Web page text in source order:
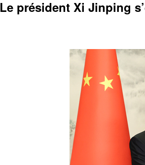
Le président Xi Jinping